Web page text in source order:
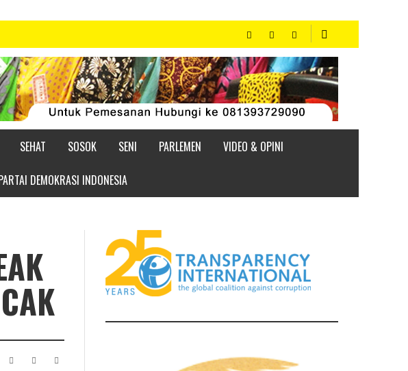
SEHAT SOSOK SENI PARLEMEN VIDEO & OPINI
DEMOKRASI INDONESIA